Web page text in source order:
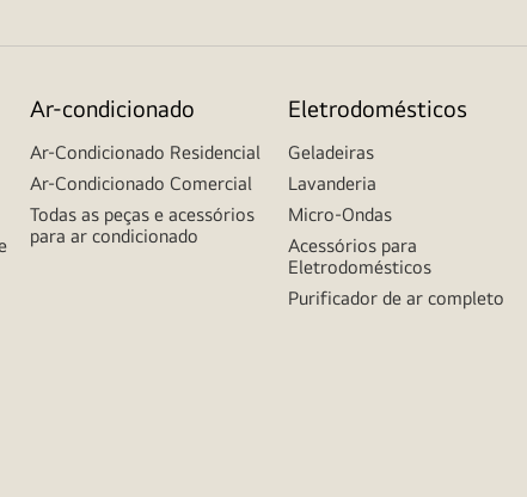
Ar-condicionado
Ar-Condicionado Residencial
Ar-Condicionado Comercial
Todas as peças e acessórios
para ar condicionado
Eletrodomésticos
Geladeiras
Lavanderia
Micro-Ondas
Acessórios para
Eletrodomésticos
Purificador de ar completo